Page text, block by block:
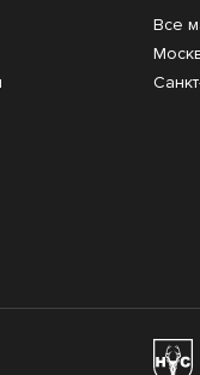
Все